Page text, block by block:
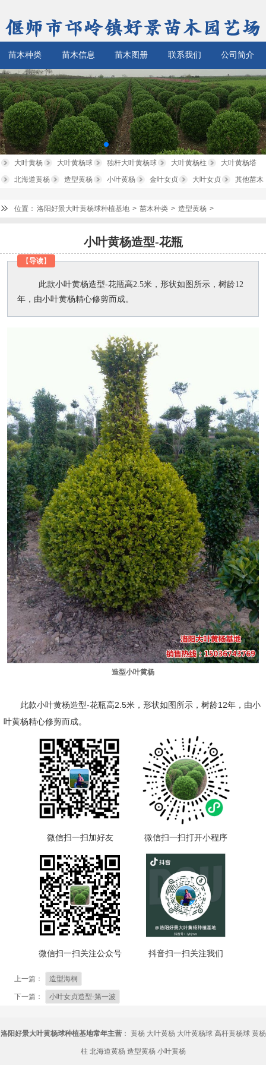
苗木种类 苗木信息 苗木图册 联系我们 公司简介
大叶黄杨 大叶黄杨球 独杆大叶黄杨球 大叶黄杨柱
大叶黄杨塔
北海道黄杨
造型黄杨 小叶黄杨 金叶女贞 大叶女贞 其他苗木
位置： 洛阳好景大叶黄杨球种植基地 > 苗木种类 > 造型黄杨 >
小叶黄杨造型-花瓶
【导读】
此款小叶黄杨造型-花瓶高2.5米，形状如图所示，树龄12
年，由小叶黄杨精心修剪而成。
造型小叶黄杨
此款小叶黄杨造型-花瓶高2.5米，形状如图所示，树龄12年，由小
叶黄杨精心修剪而成。
微信扫一扫加好友 微信扫一扫打开小程序
微信扫一扫关注公众号 抖音扫一扫关注我们
上一篇： 造型海桐
下一篇： 小叶女贞造型-第一波
洛阳好景大叶黄杨球种植基地常年主营： 黄杨 大叶黄杨 大叶黄杨球 高杆黄杨球 黄杨
柱 北海道黄杨 造型黄杨 小叶黄杨